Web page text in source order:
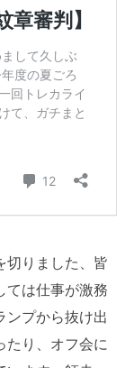
切りました、皆
ては仕事が激務
ンプから抜け出
たり、オフ会に